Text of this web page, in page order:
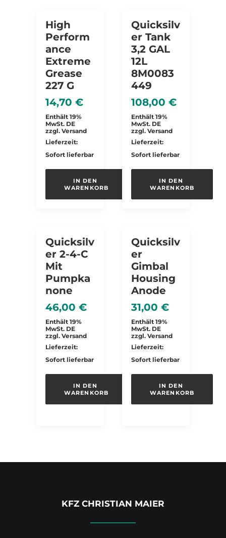
High
Perform
Ance
Extreme
Grease
227 G
14,70 €
Enthält 19%
MwSt. DE
zzgl. Versand
Lieferzeit:
Sofort lieferbar
IN DEN
WARENKORB
Quicksilv
Er Tank
3,2 GAL
12L
8M0083
449
108,00 €
Enthält 19%
MwSt. DE
zzgl. Versand
Lieferzeit:
Sofort lieferbar
IN DEN
WARENKORB
Quicksilv
Er 2-4-C
Mit
Pumpka
None
46,00 €
Enthält 19%
MwSt. DE
zzgl. Versand
Lieferzeit:
Sofort lieferbar
IN DEN
WARENKORB
Quicksilv
Er
Gimbal
Housing
Anode
31,00 €
Enthält 19%
MwSt. DE
zzgl. Versand
Lieferzeit:
Sofort lieferbar
IN DEN
WARENKORB
KFZ CHRISTIAN MAIER